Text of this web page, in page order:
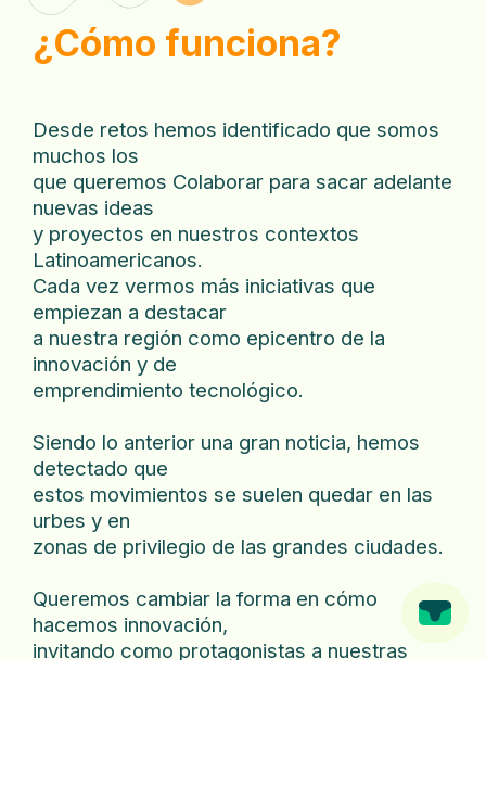
¿Cómo funciona?
Desde retos hemos identificado que somos
muchos los
que queremos Colaborar para sacar adelante
nuevas ideas
y proyectos en nuestros contextos
Latinoamericanos.
Cada vez vermos más iniciativas que
empiezan a destacar
a nuestra región como epicentro de la
innovación y de
emprendimiento tecnológico.
Siendo lo anterior una gran noticia, hemos
detectado que
estos movimientos se suelen quedar en las
urbes y en
zonas de privilegio de las grandes ciudades.
Queremos cambiar la forma en cómo
hacemos innovación,
invitando como protagonistas a nuestras